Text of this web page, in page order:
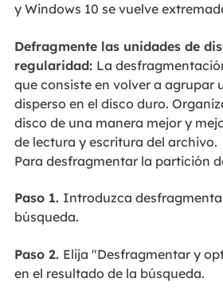
y Windows 10 se vuelve
Defragmente las unidades de
regularidad: La
que consiste en volver a agrupar
disperso en el disco duro.
disco de una manera mejor y
de lectura y escritura del archivo.
Para desfragmentar la partición
Paso 1. Introduzca
búsqueda.
Paso 2. Elija "Desfragmentar y
en el resultado de la búsqueda.